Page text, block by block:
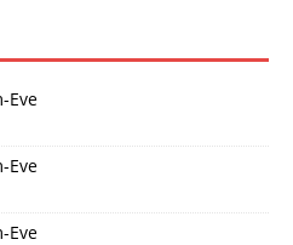
Eve
Eve
Eve